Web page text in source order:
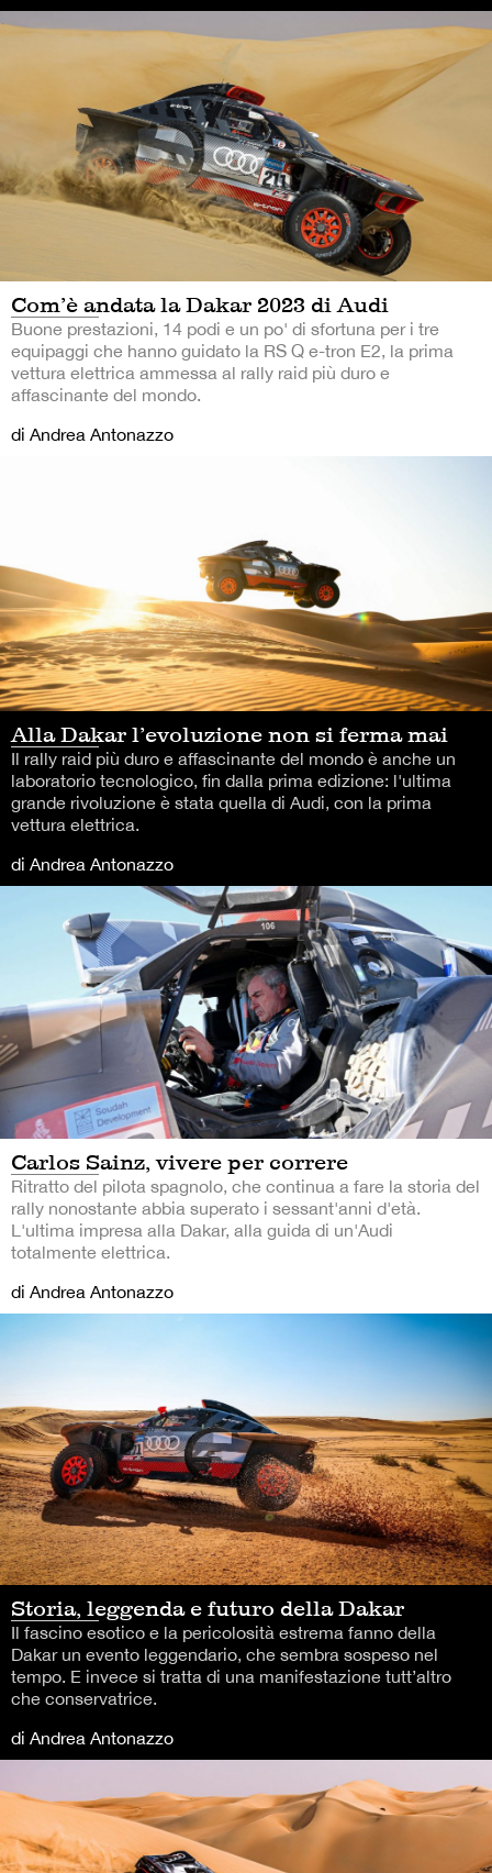
Com’è andata la Dakar 2023 di Audi
Buone prestazioni, 14 podi e un po' di sfortuna per i tre
equipaggi che hanno guidato la RS Q e-tron E2, la prima
vettura elettrica ammessa al rally raid più duro e
affascinante del mondo.
di Andrea Antonazzo
Alla Dakar l’evoluzione non si ferma mai
Il rally raid più duro e affascinante del mondo è anche un
laboratorio tecnologico, fin dalla prima edizione: l'ultima
grande rivoluzione è stata quella di Audi, con la prima
vettura elettrica.
di Andrea Antonazzo
Carlos Sainz, vivere per correre
Ritratto del pilota spagnolo, che continua a fare la storia del
rally nonostante abbia superato i sessant'anni d'età.
L'ultima impresa alla Dakar, alla guida di un'Audi
totalmente elettrica.
di Andrea Antonazzo
Storia, leggenda e futuro della Dakar
Il fascino esotico e la pericolosità estrema fanno della
Dakar un evento leggendario, che sembra sospeso nel
tempo. E invece si tratta di una manifestazione tutt’altro
che conservatrice.
di Andrea Antonazzo